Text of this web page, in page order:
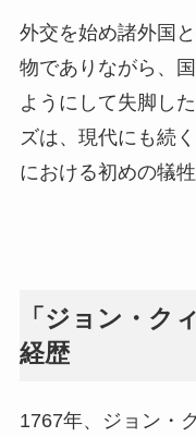
外交を始め諸外国
物でありながら、
ようにして失脚し
ズは、現代にも続
における初めの犠
「ジョン・ク
経歴
1767年、ジョン・